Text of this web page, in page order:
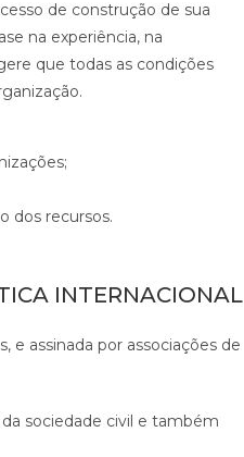
de construção de sua
na experiência, na
que todas as condições
dos recursos.
INTERNACIONAL
e assinada por associações de
sociedade civil e também